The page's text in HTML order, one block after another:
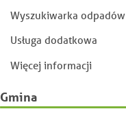
Wyszukiwarka odpadów
Usługa dodatkowa
Więcej informacji
Gmina